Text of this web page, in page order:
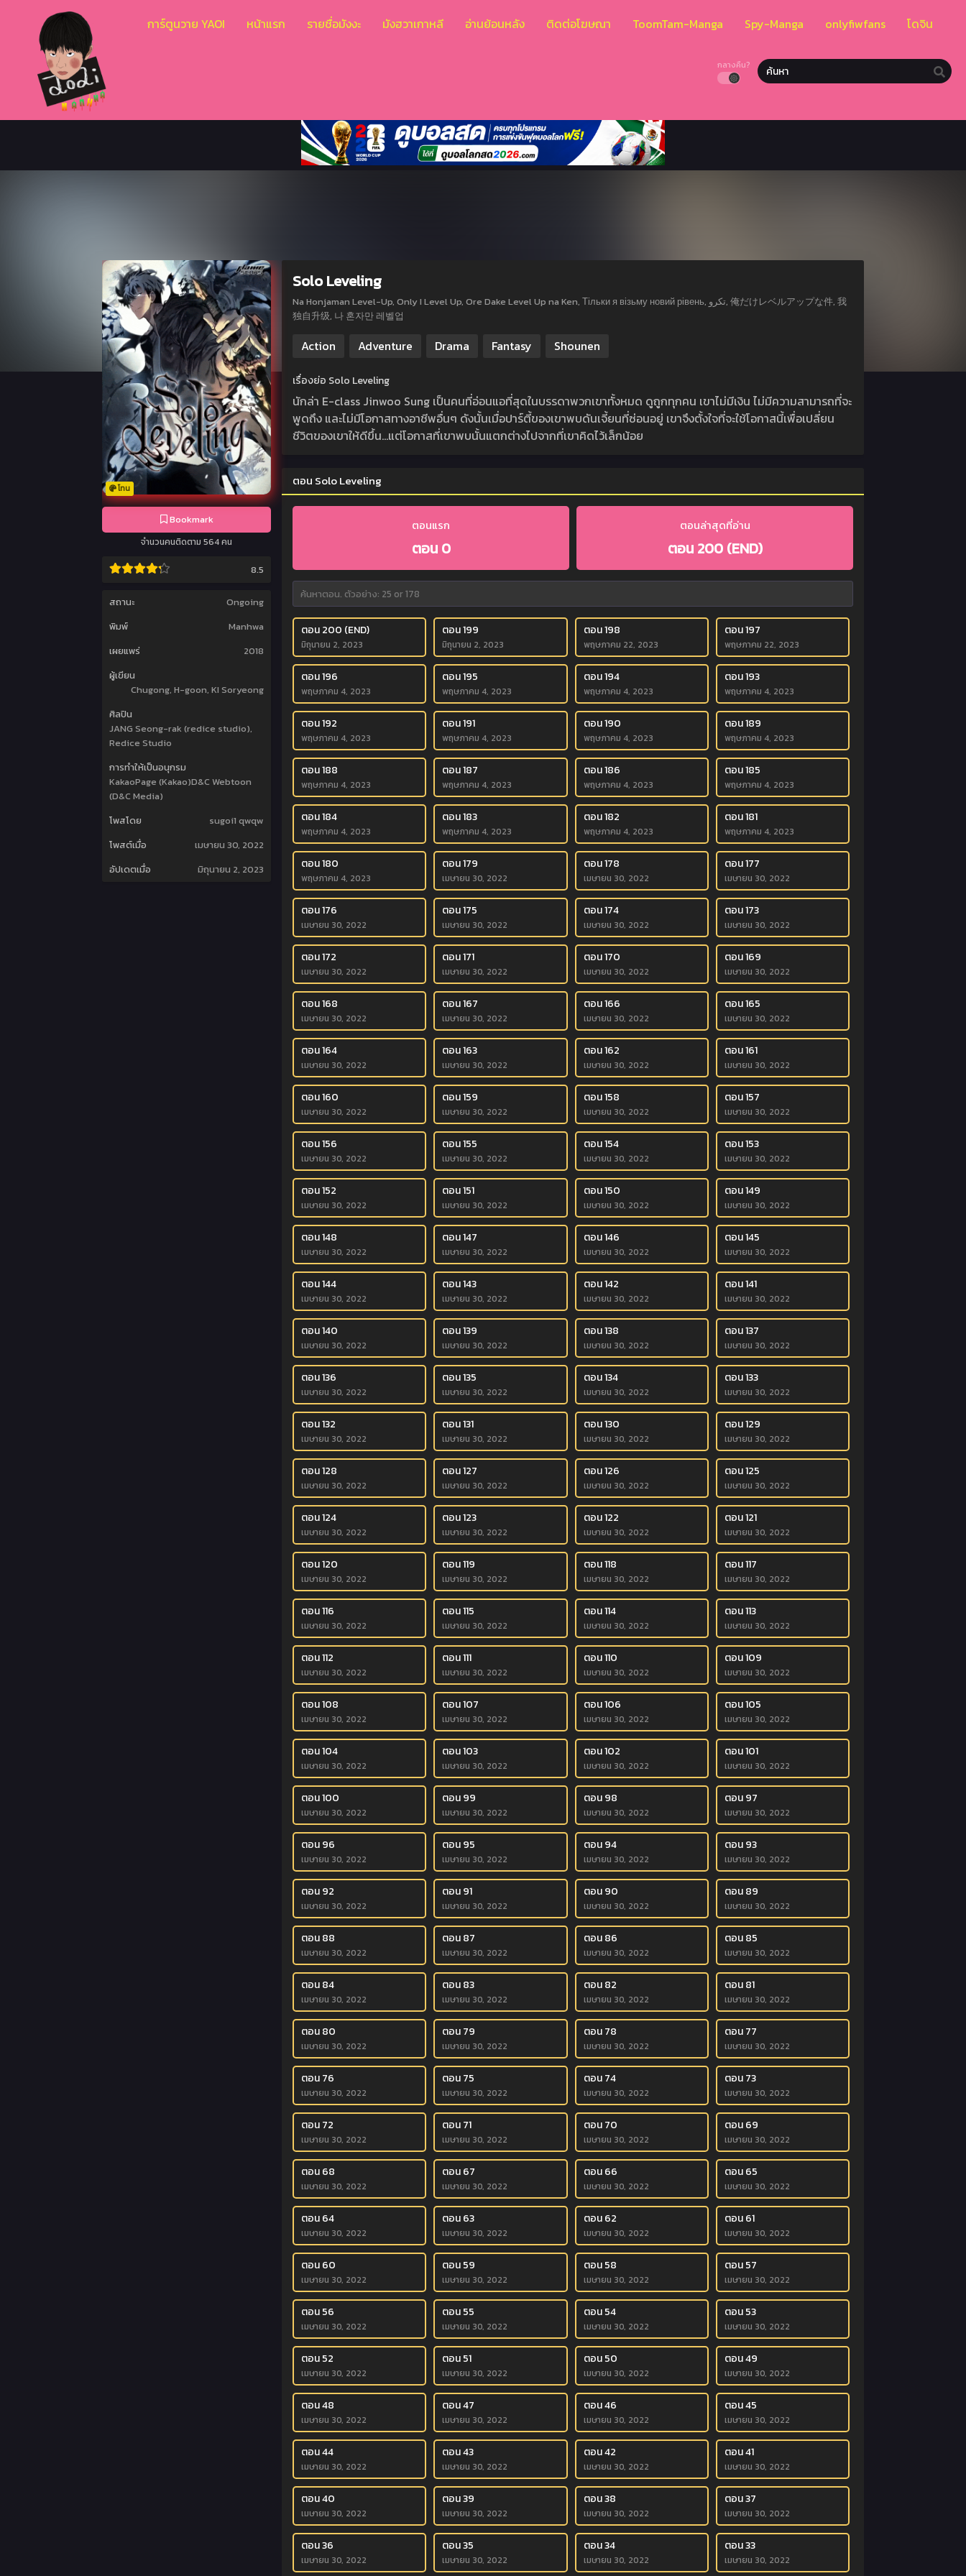
การ์ตูนวาย YAOI หน้าแรก รายชื่อมังงะ มังฮวาเกาหลี อ่านย้อนหลัง ติดต่อโฆษณา ToomTam-Manga Spy-Manga onlyfiwfans โดจิน
กลางคืน?
โทน
Bookmark
จำนวนคนติดตาม 564 คน
8.5
สถานะ
Ongoing
พิมพ์
Manhwa
เผยแพร่
2018
ผู้เขียน
Chugong, H-goon, KI Soryeong
ศิลปิน
JANG Seong-rak (redice studio),
Redice Studio
การทำให้เป็นอนุกรม
KakaoPage (Kakao)D&C Webtoon
(D&C Media)
โพสโดย
sugoi1 qwqw
โพสต์เมื่อ
เมษายน 30, 2022
อัปเดตเมื่อ
มิถุนายน 2, 2023
Solo Leveling
Na Honjaman Level-Up, Only I Level Up, Ore Dake Level Up na Ken, Тільки я візьму новий рівень, تکرو, 俺だけレベルアップな件, 我
独自升级, 나 혼자만 레벨업
Action Adventure Drama Fantasy Shounen
เรื่องย่อ Solo Leveling
นักล่า E-class Jinwoo Sung เป็นคนที่อ่อนแอที่สุดในบรรดาพวกเขาทั้งหมด ดูถูกทุกคน เขาไม่มีเงิน ไม่มีความสามารถที่จะ
พูดถึง และไม่มีโอกาสทางอาชีพอื่นๆ ดังนั้นเมื่อปาร์ตี้ของเขาพบดันเจี้ยนที่ซ่อนอยู่ เขาจึงตั้งใจที่จะใช้โอกาสนี้เพื่อเปลี่ยน
ชีวิตของเขาให้ดีขึ้น…แต่โอกาสที่เขาพบนั้นแตกต่างไปจากที่เขาคิดไว้เล็กน้อย
ตอน Solo Leveling
ตอนแรก
ตอน 0
ตอนล่าสุดที่อ่าน
ตอน 200 (END)
ตอน 200 (END)
มิถุนายน 2, 2023
ตอน 199
มิถุนายน 2, 2023
ตอน 198
พฤษภาคม 22, 2023
ตอน 197
พฤษภาคม 22, 2023
ตอน 196
พฤษภาคม 4, 2023
ตอน 195
พฤษภาคม 4, 2023
ตอน 194
พฤษภาคม 4, 2023
ตอน 193
พฤษภาคม 4, 2023
ตอน 192
พฤษภาคม 4, 2023
ตอน 191
พฤษภาคม 4, 2023
ตอน 190
พฤษภาคม 4, 2023
ตอน 189
พฤษภาคม 4, 2023
ตอน 188
พฤษภาคม 4, 2023
ตอน 187
พฤษภาคม 4, 2023
ตอน 186
พฤษภาคม 4, 2023
ตอน 185
พฤษภาคม 4, 2023
ตอน 184
พฤษภาคม 4, 2023
ตอน 183
พฤษภาคม 4, 2023
ตอน 182
พฤษภาคม 4, 2023
ตอน 181
พฤษภาคม 4, 2023
ตอน 180
พฤษภาคม 4, 2023
ตอน 179
เมษายน 30, 2022
ตอน 178
เมษายน 30, 2022
ตอน 177
เมษายน 30, 2022
ตอน 176
เมษายน 30, 2022
ตอน 175
เมษายน 30, 2022
ตอน 174
เมษายน 30, 2022
ตอน 173
เมษายน 30, 2022
ตอน 172
เมษายน 30, 2022
ตอน 171
เมษายน 30, 2022
ตอน 170
เมษายน 30, 2022
ตอน 169
เมษายน 30, 2022
ตอน 168
เมษายน 30, 2022
ตอน 167
เมษายน 30, 2022
ตอน 166
เมษายน 30, 2022
ตอน 165
เมษายน 30, 2022
ตอน 164
เมษายน 30, 2022
ตอน 163
เมษายน 30, 2022
ตอน 162
เมษายน 30, 2022
ตอน 161
เมษายน 30, 2022
ตอน 160
เมษายน 30, 2022
ตอน 159
เมษายน 30, 2022
ตอน 158
เมษายน 30, 2022
ตอน 157
เมษายน 30, 2022
ตอน 156
เมษายน 30, 2022
ตอน 155
เมษายน 30, 2022
ตอน 154
เมษายน 30, 2022
ตอน 153
เมษายน 30, 2022
ตอน 152
เมษายน 30, 2022
ตอน 151
เมษายน 30, 2022
ตอน 150
เมษายน 30, 2022
ตอน 149
เมษายน 30, 2022
ตอน 148
เมษายน 30, 2022
ตอน 147
เมษายน 30, 2022
ตอน 146
เมษายน 30, 2022
ตอน 145
เมษายน 30, 2022
ตอน 144
เมษายน 30, 2022
ตอน 143
เมษายน 30, 2022
ตอน 142
เมษายน 30, 2022
ตอน 141
เมษายน 30, 2022
ตอน 140
เมษายน 30, 2022
ตอน 139
เมษายน 30, 2022
ตอน 138
เมษายน 30, 2022
ตอน 137
เมษายน 30, 2022
ตอน 136
เมษายน 30, 2022
ตอน 135
เมษายน 30, 2022
ตอน 134
เมษายน 30, 2022
ตอน 133
เมษายน 30, 2022
ตอน 132
เมษายน 30, 2022
ตอน 131
เมษายน 30, 2022
ตอน 130
เมษายน 30, 2022
ตอน 129
เมษายน 30, 2022
ตอน 128
เมษายน 30, 2022
ตอน 127
เมษายน 30, 2022
ตอน 126
เมษายน 30, 2022
ตอน 125
เมษายน 30, 2022
ตอน 124
เมษายน 30, 2022
ตอน 123
เมษายน 30, 2022
ตอน 122
เมษายน 30, 2022
ตอน 121
เมษายน 30, 2022
ตอน 120
เมษายน 30, 2022
ตอน 119
เมษายน 30, 2022
ตอน 118
เมษายน 30, 2022
ตอน 117
เมษายน 30, 2022
ตอน 116
เมษายน 30, 2022
ตอน 115
เมษายน 30, 2022
ตอน 114
เมษายน 30, 2022
ตอน 113
เมษายน 30, 2022
ตอน 112
เมษายน 30, 2022
ตอน 111
เมษายน 30, 2022
ตอน 110
เมษายน 30, 2022
ตอน 109
เมษายน 30, 2022
ตอน 108
เมษายน 30, 2022
ตอน 107
เมษายน 30, 2022
ตอน 106
เมษายน 30, 2022
ตอน 105
เมษายน 30, 2022
ตอน 104
เมษายน 30, 2022
ตอน 103
เมษายน 30, 2022
ตอน 102
เมษายน 30, 2022
ตอน 101
เมษายน 30, 2022
ตอน 100
เมษายน 30, 2022
ตอน 99
เมษายน 30, 2022
ตอน 98
เมษายน 30, 2022
ตอน 97
เมษายน 30, 2022
ตอน 96
เมษายน 30, 2022
ตอน 95
เมษายน 30, 2022
ตอน 94
เมษายน 30, 2022
ตอน 93
เมษายน 30, 2022
ตอน 92
เมษายน 30, 2022
ตอน 91
เมษายน 30, 2022
ตอน 90
เมษายน 30, 2022
ตอน 89
เมษายน 30, 2022
ตอน 88
เมษายน 30, 2022
ตอน 87
เมษายน 30, 2022
ตอน 86
เมษายน 30, 2022
ตอน 85
เมษายน 30, 2022
ตอน 84
เมษายน 30, 2022
ตอน 83
เมษายน 30, 2022
ตอน 82
เมษายน 30, 2022
ตอน 81
เมษายน 30, 2022
ตอน 80
เมษายน 30, 2022
ตอน 79
เมษายน 30, 2022
ตอน 78
เมษายน 30, 2022
ตอน 77
เมษายน 30, 2022
ตอน 76
เมษายน 30, 2022
ตอน 75
เมษายน 30, 2022
ตอน 74
เมษายน 30, 2022
ตอน 73
เมษายน 30, 2022
ตอน 72
เมษายน 30, 2022
ตอน 71
เมษายน 30, 2022
ตอน 70
เมษายน 30, 2022
ตอน 69
เมษายน 30, 2022
ตอน 68
เมษายน 30, 2022
ตอน 67
เมษายน 30, 2022
ตอน 66
เมษายน 30, 2022
ตอน 65
เมษายน 30, 2022
ตอน 64
เมษายน 30, 2022
ตอน 63
เมษายน 30, 2022
ตอน 62
เมษายน 30, 2022
ตอน 61
เมษายน 30, 2022
ตอน 60
เมษายน 30, 2022
ตอน 59
เมษายน 30, 2022
ตอน 58
เมษายน 30, 2022
ตอน 57
เมษายน 30, 2022
ตอน 56
เมษายน 30, 2022
ตอน 55
เมษายน 30, 2022
ตอน 54
เมษายน 30, 2022
ตอน 53
เมษายน 30, 2022
ตอน 52
เมษายน 30, 2022
ตอน 51
เมษายน 30, 2022
ตอน 50
เมษายน 30, 2022
ตอน 49
เมษายน 30, 2022
ตอน 48
เมษายน 30, 2022
ตอน 47
เมษายน 30, 2022
ตอน 46
เมษายน 30, 2022
ตอน 45
เมษายน 30, 2022
ตอน 44
เมษายน 30, 2022
ตอน 43
เมษายน 30, 2022
ตอน 42
เมษายน 30, 2022
ตอน 41
เมษายน 30, 2022
ตอน 40
เมษายน 30, 2022
ตอน 39
เมษายน 30, 2022
ตอน 38
เมษายน 30, 2022
ตอน 37
เมษายน 30, 2022
ตอน 36
เมษายน 30, 2022
ตอน 35
เมษายน 30, 2022
ตอน 34
เมษายน 30, 2022
ตอน 33
เมษายน 30, 2022